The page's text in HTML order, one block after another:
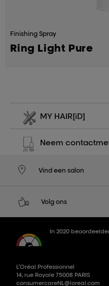
Finishing Spray
Ring Light Pure
MY HAIR[iD]
Neem contact
Vind een salon
Volg ons
In 2020
L’Oréal Professionnel
14, rue Royale 75008 PARIS
consumercareNL@loreal.com